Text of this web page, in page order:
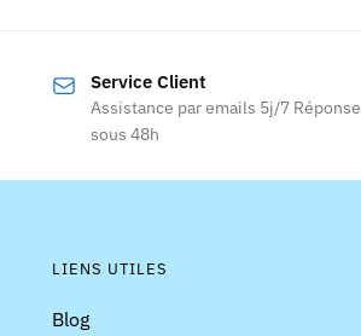
variations.
options
Service Client
Assistance par emails 5j/7 Réponse
sous 48h
LIENS UTILES
Blog